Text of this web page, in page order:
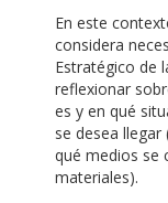
En este
considera
Estratégico de
reflexionar
es y en qué
se desea
qué medios se
materiales).